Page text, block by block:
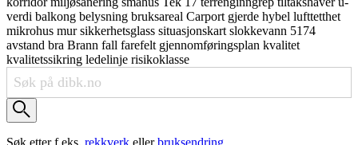
verdi balkong belysning bruksareal Carport gjerde hybel lufttetthet
mikrohus mursikkerhetsglass situasjonskart slokkevann 5174
avstand bra Brann fall farefelt gjennomføringsplan kvalitet
kvalitetssikring ledelinje risikoklasse
Søk etter f.eks. rekkverk ellerbruksendring